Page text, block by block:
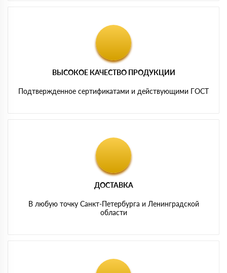
ВЫСОКОЕ КАЧЕСТВО ПРОДУКЦИИ
Подтвержденное сертификатами и действующими ГОСТ
ДОСТАВКА
В любую точку Санкт-Петербурга и Ленинградской
области